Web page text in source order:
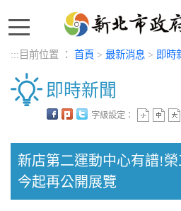
::: 目前位置 ： 首頁 > 最新消息 > 即時
即時新聞
字級設定：
新店第二運動中心有譜!
今起再公開展覽